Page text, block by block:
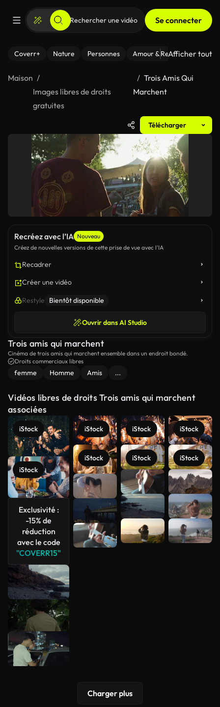
Se connecter
Coverr+ Nature Personnes Amour & Relations Le
Afficher tout
Maison
Images libres de droits
gratuites
Trois Amis Qui
Marchent
Télécharger
Recréez avec l’IA Nouveau
Créez de nouvelles versions de cette prise de vue avec l’IA
Recadrer
Créer une vidéo
Restyle Bientôt disponible
Ouvrir dans AI Studio
Trois amis qui marchent
Cinéma de trois amis qui marchent ensemble dans un endroit bondé.
Droits commerciaux libres
femme Homme Amis ...
Vidéos libres de droits Trois amis qui marchent
associées
iStock
iStock
Exclusivité :
-15% de
réduction
avec le code
"COVERR15"
iStock
iStock
iStock
iStock
iStock
iStock
Voir plus
Charger plus